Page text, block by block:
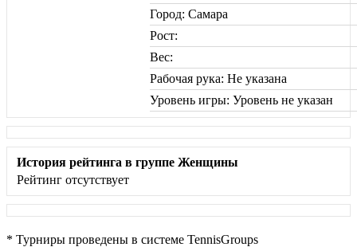
Город: Самара
Рост:
Вес:
Рабочая рука: Не указана
Уровень игры: Уровень не указан
История рейтинга в группе Женщины
Рейтинг отсутствует
* Турниры проведены в системе TennisGroups